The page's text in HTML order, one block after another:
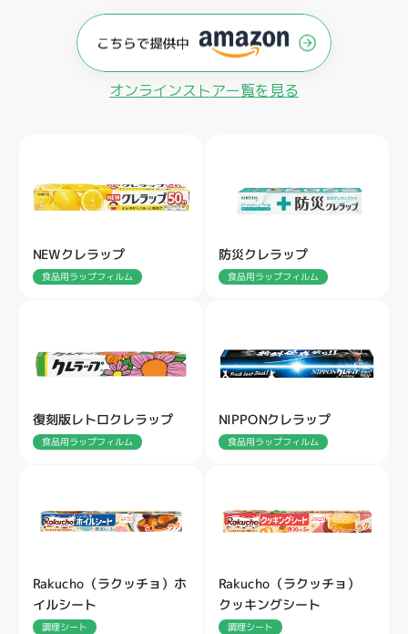
オンラインストアー覧を見る
NEWクレラップ
食品用ラップフィルム
防災クレラップ
食品用ラップフィルム
復刻版レトロクレラップ
食品用ラップフィルム
NIPPONクレラップ
食品用ラップフィルム
Rakucho（ラクッチョ）ホ
イルシート
調理シート
Rakucho（ラクッチョ）
クッキングシート
調理シート